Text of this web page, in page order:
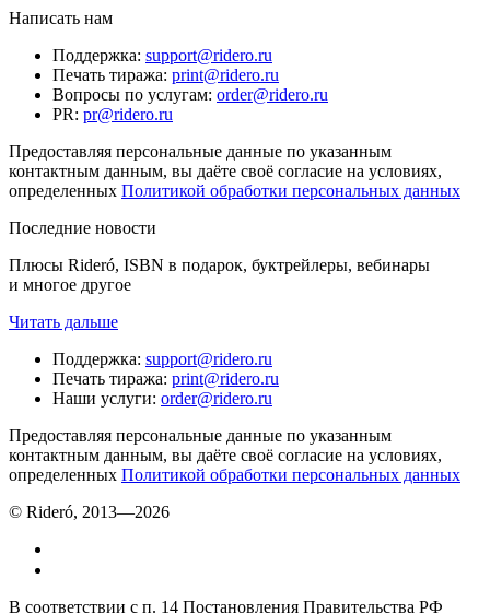
Написать нам
Поддержка: support@ridero.ru
Печать тиража: print@ridero.ru
Вопросы по услугам: order@ridero.ru
PR: pr@ridero.ru
Предоставляя персональные данные по указанным
контактным данным, вы даёте своё согласие на условиях,
определенных Политикой обработки персональных данных
Последние новости
Плюсы Rideró, ISBN в подарок, буктрейлеры, вебинары
и многое другое
Читать дальше
Поддержка: support@ridero.ru
Печать тиража: print@ridero.ru
Наши услуги: order@ridero.ru
Предоставляя персональные данные по указанным
контактным данным, вы даёте своё согласие на условиях,
определенных Политикой обработки персональных данных
© Rideró, 2013—2026
В соответствии с п. 14 Постановления Правительства РФ